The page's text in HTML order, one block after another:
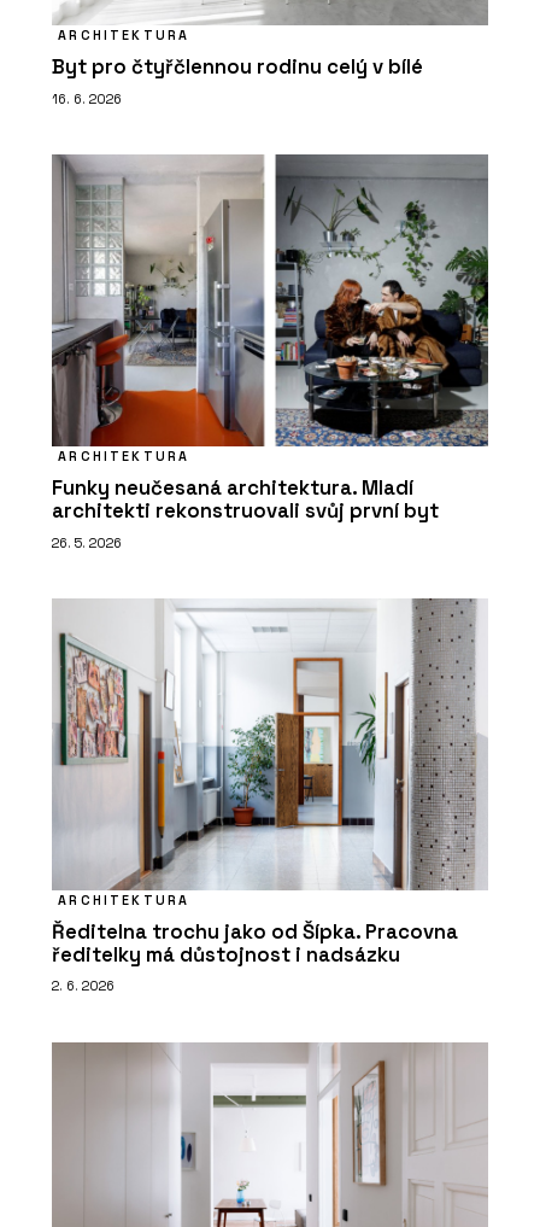
ARCHITEKTURA
Byt pro čtyřčlennou rodinu celý v bílé
16. 6. 2026
ARCHITEKTURA
Funky neučesaná architektura. Mladí
architekti rekonstruovali svůj první byt
26. 5. 2026
ARCHITEKTURA
Ředitelna trochu jako od Šípka. Pracovna
ředitelky má důstojnost i nadsázku
2. 6. 2026